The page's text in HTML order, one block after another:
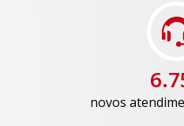
novos